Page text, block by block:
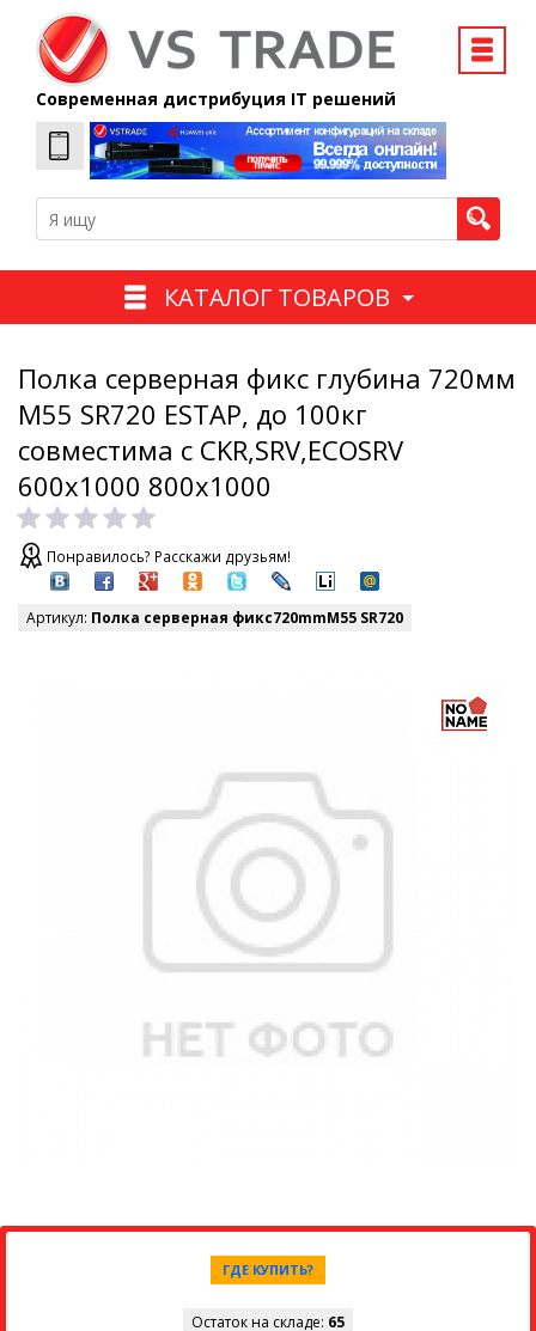
Современная дистрибуция IT решений
КАТАЛОГ ТОВАРОВ
Полка серверная фикс глубина 720мм
M55 SR720 ESTAP, до 100кг
совместима с CKR,SRV,ECOSRV
600x1000 800x1000
Понравилось? Расскажи друзьям!
Артикул: Полка серверная фикс720mmM55 SR720
ГДЕ КУПИТЬ?
Остаток на складе: 65